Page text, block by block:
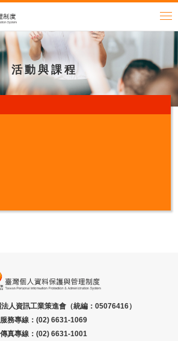
活動與課程
人資訊工業策進會（統編：05076416）
服務專線：(02) 6631-1069
傳真專線：(02) 6631-1001